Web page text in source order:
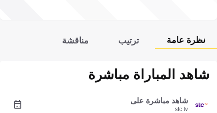
نظرة عامة ترتيب مناقشة
شاهد المباراة مباشرة
شاهد مباشرة على
stc tv